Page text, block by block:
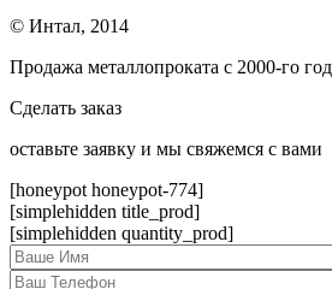
© Интал, 2014
Продажа металлопроката с 2000-го
Сделать заказ
оcтавьте заявку и мы свяжемся с вами
[honeypot honeypot-774]
[simplehidden title_prod]
[simplehidden quantity_prod]